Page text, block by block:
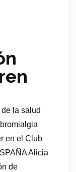
la salud
en el Club
Alicia
de